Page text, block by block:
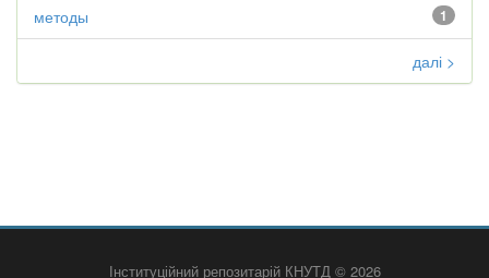
1
методы
далі >
Інституційний репозитарій КНУТД © 2026